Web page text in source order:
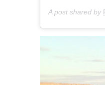
A post shared by